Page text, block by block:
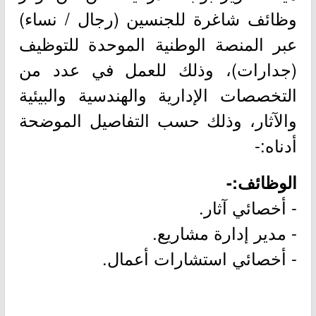
وظائف شاغرة للجنسين (رجال / نساء)
عبر المنصة الوطنية الموحدة للتوظيف
(جدارات)، وذلك للعمل في عدد من
التخصصات الإدارية والهندسية والبيئية
والآثار، وذلك حسب التفاصيل الموضحة
أدناه:-
الوظائف:-
- أخصائي آثار.
- مدير إدارة مشاريع.
- أخصائي استشارات أعمال.